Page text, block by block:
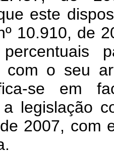
este
10.910, de
com o seu
se em
a legislação
2007, com